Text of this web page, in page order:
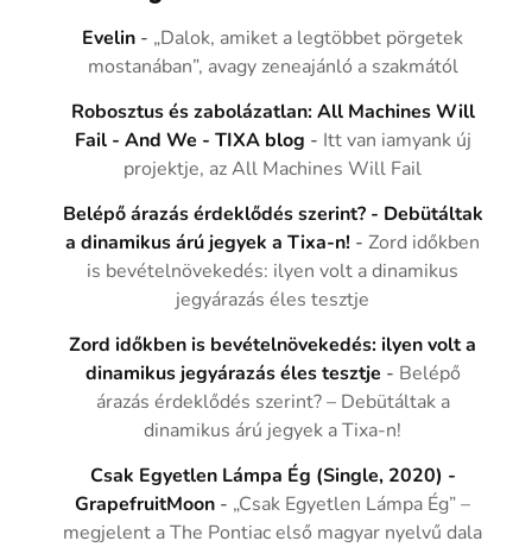
Evelin - „Dalok, amiket a legtöbbet pörgetek
mostanában”, avagy zeneajánló a szakmától
Robosztus és zabolázatlan: All Machines Will
Fail - And We - TIXA blog - Itt van iamyank új
projektje, az All Machines Will Fail
Belépő árazás érdeklődés szerint? - Debütáltak
a dinamikus árú jegyek a Tixa-n! -Zord időkben
is bevételnövekedés: ilyen volt a dinamikus
jegyárazás éles tesztje
Zord időkben is bevételnövekedés: ilyen volt a
dinamikus jegyárazás éles tesztje - Belépő
árazás érdeklődés szerint? – Debütáltak a
dinamikus árú jegyek a Tixa-n!
Csak Egyetlen Lámpa Ég (Single, 2020) -
GrapefruitMoon - „Csak Egyetlen Lámpa Ég” –
megjelent a The Pontiac első magyar nyelvű dala